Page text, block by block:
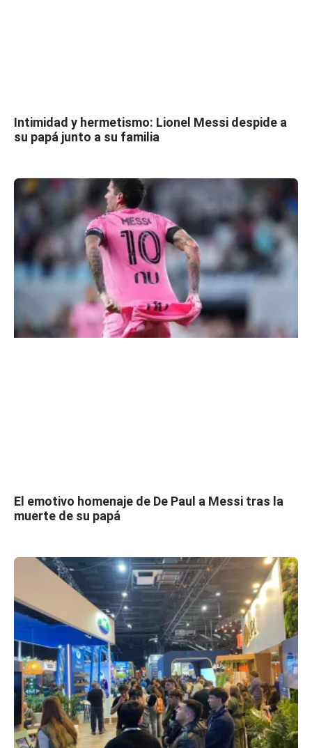
Intimidad y hermetismo: Lionel Messi despide a
su papá junto a su familia
El emotivo homenaje de De Paul a Messi tras la
muerte de su papá